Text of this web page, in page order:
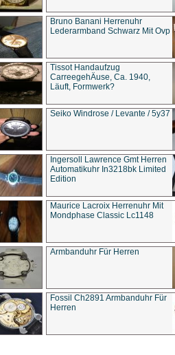
Bruno Banani Herrenuhr
Lederarmband Schwarz Mit Ovp
Tissot Handaufzug
CarreegehÄuse, Ca. 1940,
Läuft, Formwerk?
Seiko Windrose / Levante / 5y37
Ingersoll Lawrence Gmt Herren
Automatikuhr In3218bk Limited
Edition
Maurice Lacroix Herrenuhr Mit
Mondphase Classic Lc1148
Armbanduhr Für Herren
Fossil Ch2891 Armbanduhr Für
Herren